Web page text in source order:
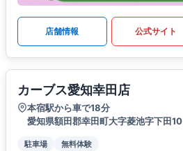
店舗情報 公式サイト
カーブス愛知幸田店
本宿駅から車で18分
愛知県額田郡幸田町大字菱池字下田10
駐車場 無料体験